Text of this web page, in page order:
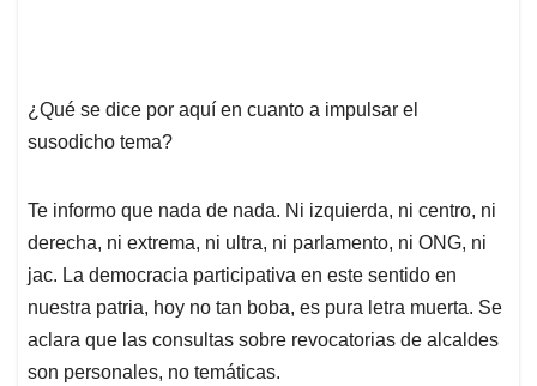
¿Qué se dice por aquí en cuanto a impulsar el
susodicho tema?
Te informo que nada de nada. Ni izquierda, ni centro, ni
derecha, ni extrema, ni ultra, ni parlamento, ni ONG, ni
jac. La democracia participativa en este sentido en
nuestra patria, hoy no tan boba, es pura letra muerta. Se
aclara que las consultas sobre revocatorias de alcaldes
son personales, no temáticas.